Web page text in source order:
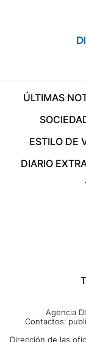
ÚLTIMAS
ESTILO DE
DIARIO
Agencia
Contactos:
Dirección de las